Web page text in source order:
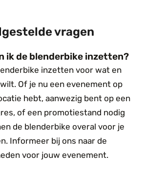
vragen
ik de blenderbike inzetten?
inzetten voor wat en
Of je nu een evenement op
hebt, aanwezig bent op een
of een promotiestand nodig
de blenderbike overal voor je
Informeer bij ons naar de
voor jouw evenement.